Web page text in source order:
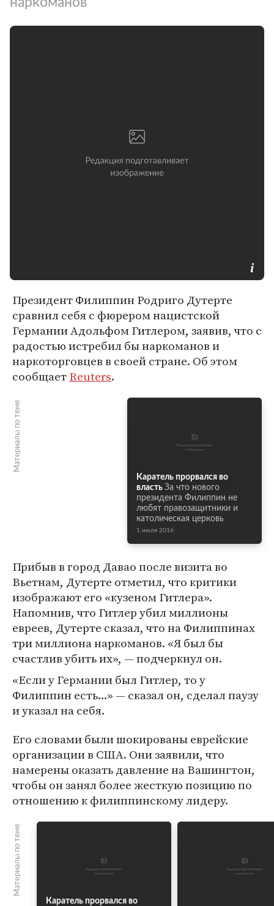
Президент Филиппин Родриго Дутерте
сравнил себя с фюрером нацистской
Германии Адольфом Гитлером, заявив, что с
радостью истребил бы наркоманов и
наркоторговцев в своей стране. Об этом
сообщаетReuters.
Материалы по теме
Каратель прорвался во
власть За что нового
президента Филиппин не
любят правозащитники и
католическая церковь
1 июля 2016
Прибыв в город Давао после визита во
Вьетнам, Дутерте отметил, что критики
изображают его «кузеном Гитлера».
Напомнив, что Гитлер убил миллионы
евреев, Дутерте сказал, что на Филиппинах
три миллиона наркоманов. «Я был бы
счастлив убить их», — подчеркнул он.
«Если у Германии был Гитлер, то у
Филиппин есть...» — сказал он, сделал паузу
и указал на себя.
Его словами были шокированы еврейские
организации в США. Они заявили, что
намерены оказать давление на Вашингтон,
чтобы он занял более жесткую позицию по
отношению к филиппинскому лидеру.
Материалы по теме
Каратель прорвался во